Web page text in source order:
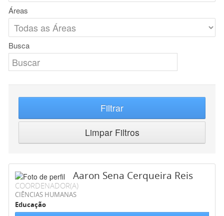
Áreas
Busca
Filtrar
Limpar Filtros
Aaron Sena Cerqueira Reis
COORDENADOR(A)
CIÊNCIAS HUMANAS
Educação